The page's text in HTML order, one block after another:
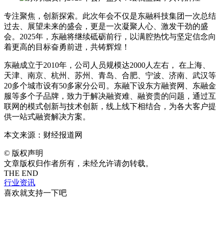
专注聚焦，创新探索。此次年会不仅是东融科技集团一次总结
过去、展望未来的盛会，更是一次凝聚人心、激发干劲的盛
会。2025年，东融将继续砥砺前行，以满腔热忱与坚定信念向
着更高的目标奋勇前进，共铸辉煌！
东融成立于2010年，公司人员规模达2000人左右， 在上海、
天津、南京、杭州、苏州、青岛、合肥、宁波、济南、武汉等
20多个城市设有50多家分公司。东融下设东方融资网、东融金
服等多个子品牌，致力于解决融资难、融资贵的问题，通过互
联网的模式创新与技术创新，线上线下相结合，为各大客户提
供一站式融资解决方案。
本文来源：财经报道网
© 版权声明
文章版权归作者所有，未经允许请勿转载。
THE END
行业资讯
喜欢就支持一下吧